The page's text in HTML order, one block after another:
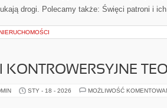
drogi. Polecamy także: Święci patroni i
KONTROWERSYJNE
STY - 18 - 2026 MOŻLIWOŚĆ